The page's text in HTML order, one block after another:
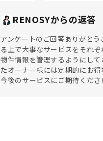
RENOSYからの返答
アンケートのご回答ありがと
る上で大事なサービスをそれ
物件情報を管理するようにし
たオーナー様には定期的にお
今後のサービスにご期待くださ